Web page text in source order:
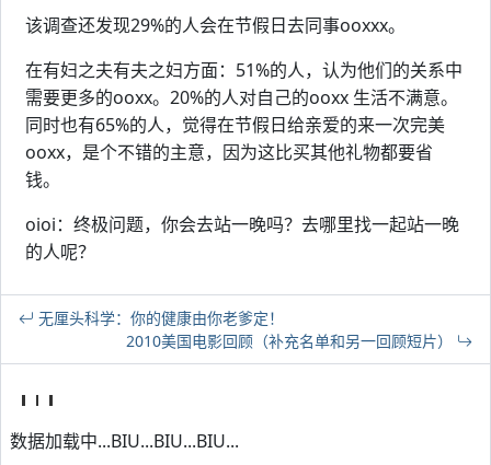
该调查还发现29%的人会在节假日去同事ooxxx。
在有妇之夫有夫之妇方面：51%的人，认为他们的关系中
需要更多的ooxx。20%的人对自己的ooxx 生活不满意。
同时也有65%的人，觉得在节假日给亲爱的来一次完美
ooxx，是个不错的主意，因为这比买其他礼物都要省
钱。
oioi：终极问题，你会去站一晚吗？去哪里找一起站一晚
的人呢？
无厘头科学：你的健康由你老爹定！
2010美国电影回顾（补充名单和另一回顾短片）
数据加载中...BIU...BIU...BIU...